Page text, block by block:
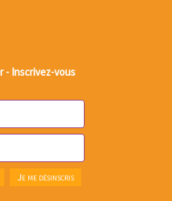
- Inscrivez-vous